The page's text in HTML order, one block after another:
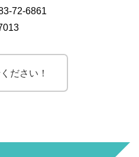
72-6861
ださい！